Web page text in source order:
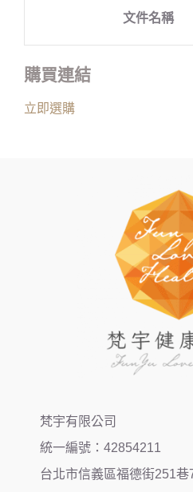
文件名稱
購買連結
立即選購
梵宇有限公司
統一編號：42854211
台北市信義區福德街251巷